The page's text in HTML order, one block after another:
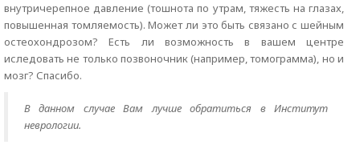
внутричерепное давление (тошнота по утрам, тяжесть на глазах,
повышенная томляемость). Может ли это быть связано с шейным
остеохондрозом? Есть ли возможность в вашем центре
иследовать не только позвоночник (например, томограмма), но и
мозг? Спасибо.
В данном случае Вам лучше обратиться в Институт
неврологии.